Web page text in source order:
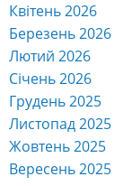
Квітень 2026
Березень 2026
Лютий 2026
Січень 2026
Грудень 2025
Листопад 2025
Жовтень 2025
Вересень 2025